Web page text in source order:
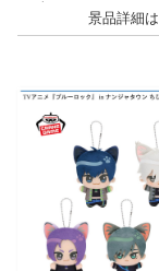
ーブイ～おひるねver.